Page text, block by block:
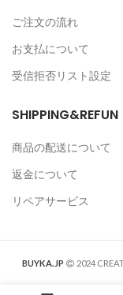
ご注文の流れ
お支払について
受信拒否リスト設定
SHIPPING&REFUN
商品の配送について
返金について
リペアサービス
BUYKA.JP 2024